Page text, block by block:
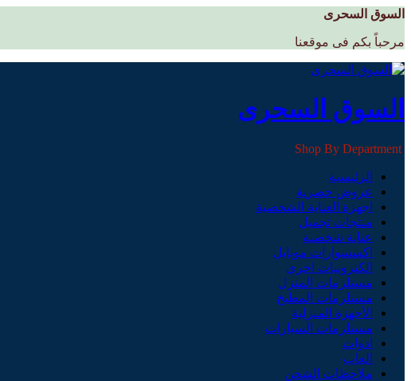
السوق السحرى
مرحباً بكم فى موقعنا
السوق السحرى
Shop By Department
الرئيسية
عروض حصرية
اجهزة العناية الشخصية
منتجات تجميل
عناية شخصية
اكسسوارات موبايل
الكترونيات اخري
مستلزمات المنزل
مستلزمات المطبخ
الأجهزة المنزلية
مستلزمات السيارات
ادوات
العاب
ملاحظات الشحن